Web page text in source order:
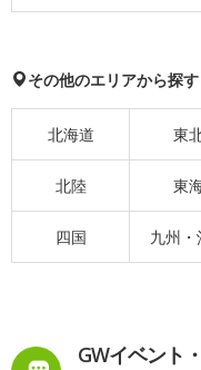
その他のエリアから探す
北海道 東
北陸 東
四国 九州・
GWイベント